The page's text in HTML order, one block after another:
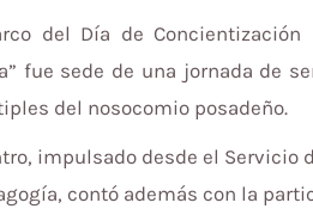
del Día de Concientización
fue sede de una jornada de
del nosocomio posadeño.
impulsado desde el Servicio
contó además con la